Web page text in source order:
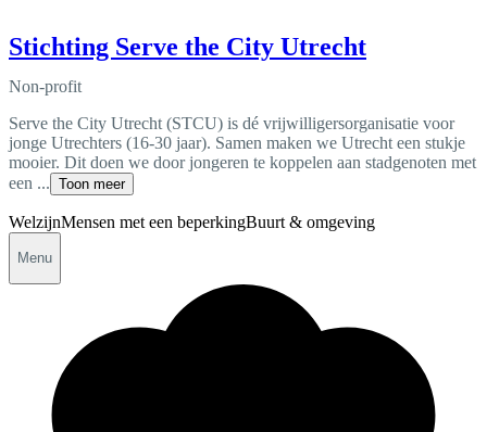
Stichting Serve the City Utrecht
Non-profit
Serve the City Utrecht (STCU) is dé vrijwilligersorganisatie voor
jonge Utrechters (16-30 jaar). Samen maken we Utrecht een stukje
mooier. Dit doen we door jongeren te koppelen aan stadgenoten met
een ... Toon meer
WelzijnMensen met een beperkingBuurt & omgeving
Menu